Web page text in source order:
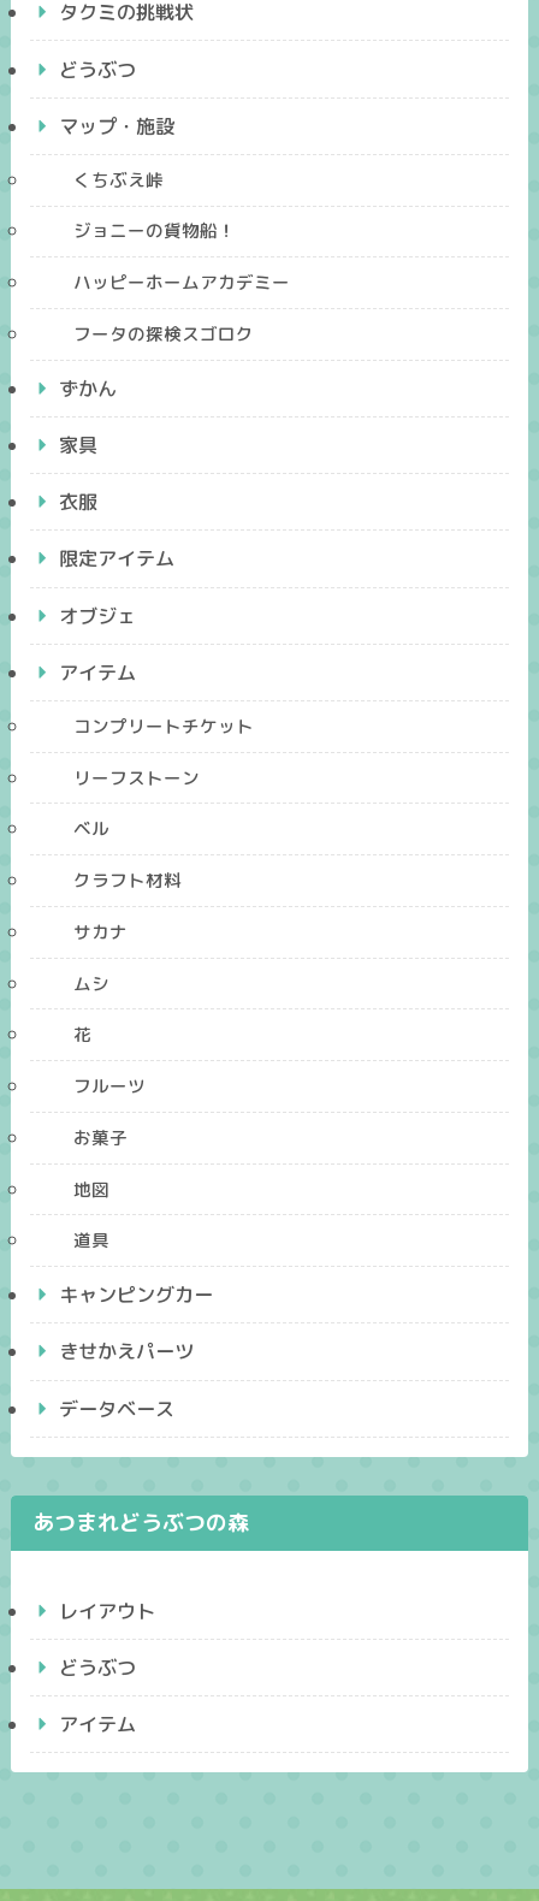
タクミの挑戦状
どうぶつ
マップ・施設
くちぶえ峠
ジョニーの貨物船！
ハッピーホームアカデミー
フータの探検スゴロク
ずかん
家具
衣服
限定アイテム
オブジェ
アイテム
コンプリートチケット
リーフストーン
ベル
クラフト材料
サカナ
ムシ
花
フルーツ
お菓子
地図
道具
キャンピングカー
きせかえパーツ
データベース
あつまれどうぶつの森
レイアウト
どうぶつ
アイテム